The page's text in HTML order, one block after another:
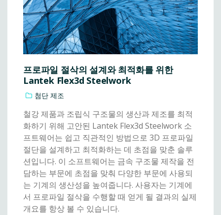
프로파일 절삭의 설계와 최적화를 위한
Lantek Flex3d Steelwork
첨단 제조
철강 제품과 조립식 구조물의 생산과 제조를 최적
화하기 위해 고안된 Lantek Flex3d Steelwork 소
프트웨어는 쉽고 직관적인 방법으로 3D 프로파일
절단을 설계하고 최적화하는 데 초점을 맞춘 솔루
션입니다. 이 소프트웨어는 금속 구조물 제작을 전
담하는 부문에 초점을 맞춰 다양한 부문에 사용되
는 기계의 생산성을 높여줍니다. 사용자는 기계에
서 프로파일 절삭을 수행할 때 얻게 될 결과의 실제
개요를 항상 볼 수 있습니다.